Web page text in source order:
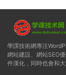
學課技術網專注
網站建設、網站SEO
件漢化，同時也會和